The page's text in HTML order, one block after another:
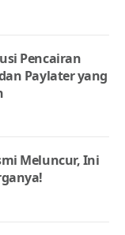
Pencairan
Paylater yang
Meluncur, Ini